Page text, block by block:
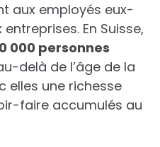
aux employés eux-
En Suisse,
0 000 personnes
delà de l’âge de la
elles une richesse
faire accumulés au